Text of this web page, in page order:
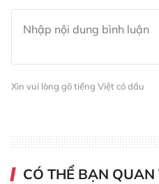
Xin vui lòng gõ tiếng Việt có dấu
CÓ THỂ BẠN QUAN